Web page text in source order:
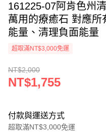
161225-07阿肯色州
萬用的療癒石 對應所
能量、清理負面能量
超取滿NT$3,000免運
NT$2,000
NT$1,755
付款與運送方式
超取滿NT$3,000免運